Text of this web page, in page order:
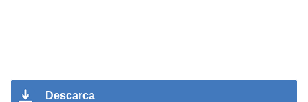
Descarca